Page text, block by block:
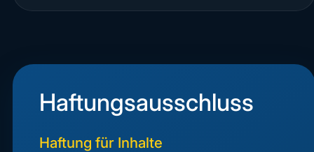
Haftungsausschluss
Haftung für Inhalte